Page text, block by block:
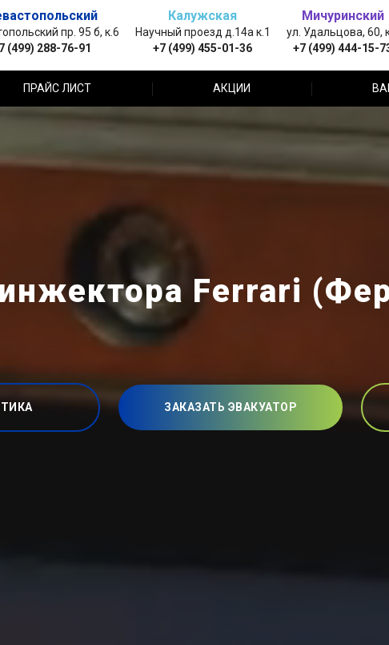
пр. 95 б, к.6
(499) 288-76-91
Калужская
Научный проезд д.14а к.1
+7 (499) 455-01-36
Мичуринский
ул. Удальцова, 60,
+7 (499) 444-15-
ПРАЙС ЛИСТ АКЦИИ
Ferrari
ЗАКАЗАТЬ ЭВАКУАТОР